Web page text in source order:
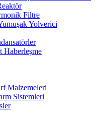
Filtre
Yolverici
Haberleşme
Malzemeleri
Sistemleri